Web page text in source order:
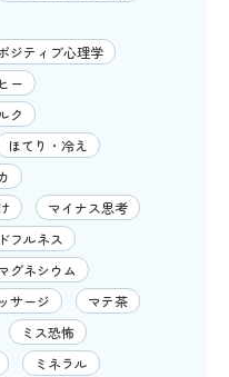
ジティブ心理学
ー
ク
ほてり・冷え
マイナス思考
フルネス
グネシウム
サージ
マテ茶
ミス恐怖
ミネラル